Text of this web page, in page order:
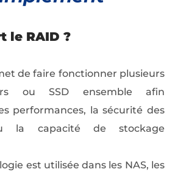
le RAID ?
de faire fonctionner plusieurs
ou SSD ensemble afin
performances, la sécurité des
la capacité de stockage
est utilisée dans les NAS, les